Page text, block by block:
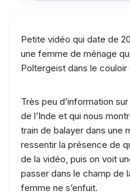
Petite vidéo qui date de
une femme de ménage
Poltergeist dans le couloir
Très peu d’information
de l’Inde et qui nous
train de balayer dans une
ressentir la présence de
de la vidéo, puis on voit
passer dans le champ de
femme ne s’enfuit.